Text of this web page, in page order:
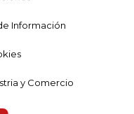
Información
y Comercio